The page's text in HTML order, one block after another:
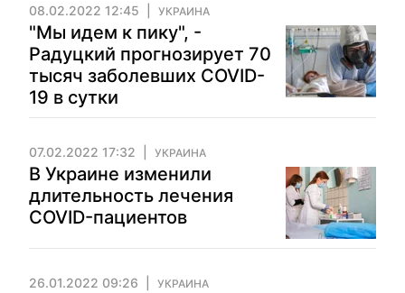
08.02.2022 12:45 УКРАИНА
"Мы идем к пику", -
Радуцкий прогнозирует 70
тысяч заболевших COVID-
19 в сутки
07.02.2022 17:32 УКРАИНА
В Украине изменили
длительность лечения
COVID-пациентов
26.01.2022 09:26 УКРАИНА